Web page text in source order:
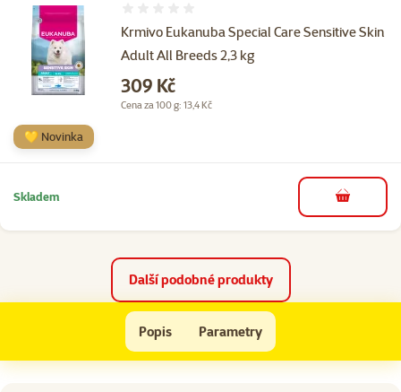
Krmivo Eukanuba Special Care Sensitive Skin
Adult All Breeds 2,3 kg
Cena
309 Kč
Cena za 100 g: 13,4 Kč
💛 Novinka
Skladem do košíku
Další podobné produkty
Krmivo EUKANUBA Special Care Adult Working a Endurance 19 kg
Popis Parametry
Na začátek stránky